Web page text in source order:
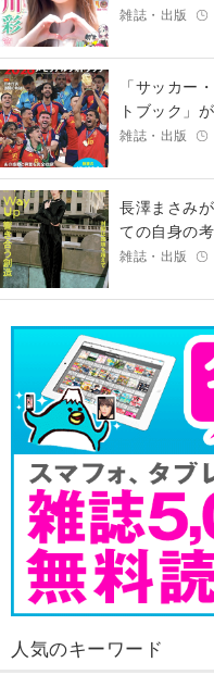
雑誌・出版
「サッカー
トブック」
雑誌・出版
長澤まさみ
ての自身の
雑誌・出版
人気のキーワード